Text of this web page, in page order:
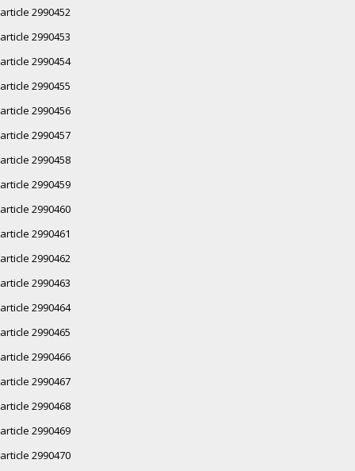
article 2990452
article 2990453
article 2990454
article 2990455
article 2990456
article 2990457
article 2990458
article 2990459
article 2990460
article 2990461
article 2990462
article 2990463
article 2990464
article 2990465
article 2990466
article 2990467
article 2990468
article 2990469
article 2990470